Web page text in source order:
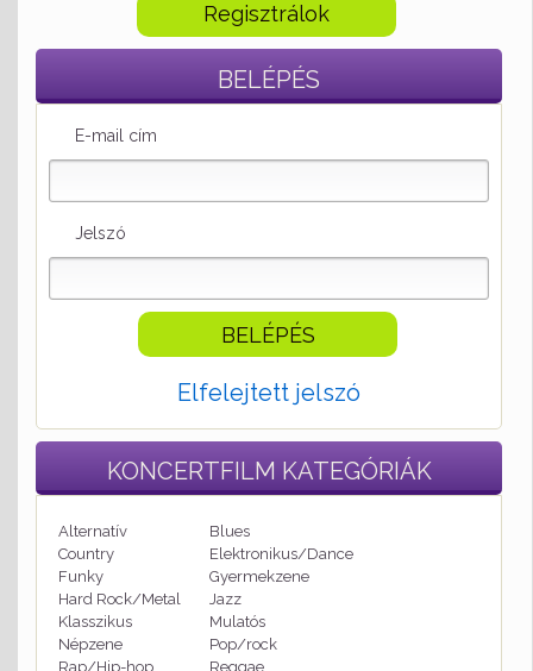
Regisztrálok
BELÉPÉS
E-mail cím
Jelszó
Elfelejtett jelszó
KONCERTFILM KATEGÓRIÁK
Alternatív
Blues
Country
Elektronikus/Dance
Funky
Gyermekzene
Hard Rock/Metal
Jazz
Klasszikus
Mulatós
Népzene
Pop/rock
Rap/Hip-hop
Reggae